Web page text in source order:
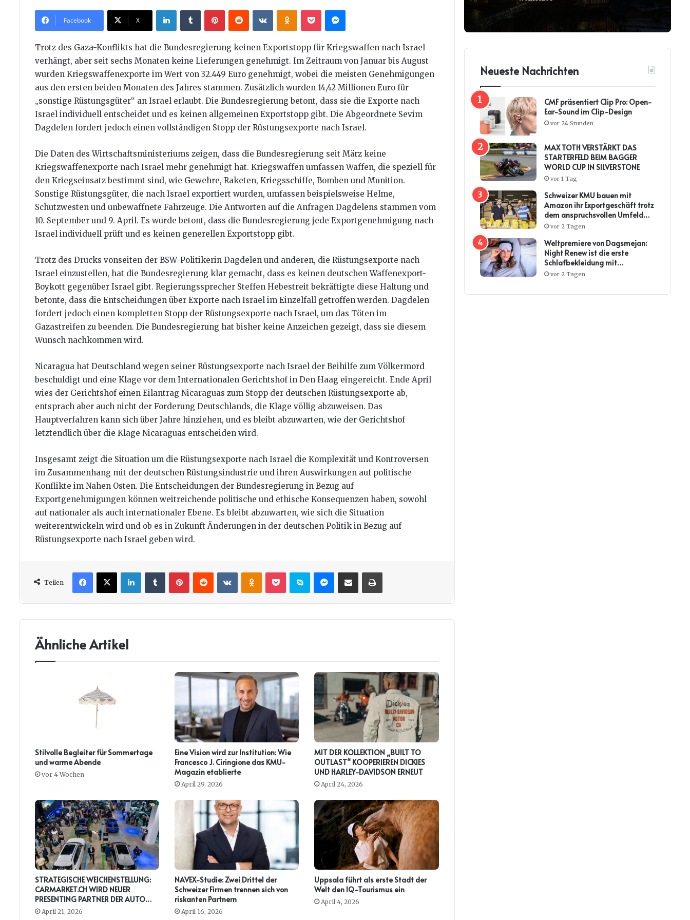
Facebook X
LinkedInTumblrPinterestRedditVKontakteOdnoklassniki
PocketMessenger
Trotz des Gaza-Konflikts hat die Bundesregierung keinen Exportstopp für Kriegswaffen nach Israel
verhängt, aber seit sechs Monaten keine Lieferungen genehmigt. Im Zeitraum von Januar bis August
wurden Kriegswaffenexporte im Wert von 32.449 Euro genehmigt, wobei die meisten Genehmigungen
aus den ersten beiden Monaten des Jahres stammen. Zusätzlich wurden 14,42 Millionen Euro für
„sonstige Rüstungsgüter“ an Israel erlaubt. Die Bundesregierung betont, dass sie die Exporte nach
Israel individuell entscheidet und es keinen allgemeinen Exportstopp gibt. Die Abgeordnete Sevim
Dagdelen fordert jedoch einen vollständigen Stopp der Rüstungsexporte nach Israel.
Die Daten des Wirtschaftsministeriums zeigen, dass die Bundesregierung seit März keine
Kriegswaffenexporte nach Israel mehr genehmigt hat. Kriegswaffen umfassen Waffen, die speziell für
den Kriegseinsatz bestimmt sind, wie Gewehre, Raketen, Kriegsschiffe, Bomben und Munition.
Sonstige Rüstungsgüter, die nach Israel exportiert wurden, umfassen beispielsweise Helme,
Schutzwesten und unbewaffnete Fahrzeuge. Die Antworten auf die Anfragen Dagdelens stammen vom
10. September und 9. April. Es wurde betont, dass die Bundesregierung jede Exportgenehmigung nach
Israel individuell prüft und es keinen generellen Exportstopp gibt.
Trotz des Drucks vonseiten der BSW-Politikerin Dagdelen und anderen, die Rüstungsexporte nach
Israel einzustellen, hat die Bundesregierung klar gemacht, dass es keinen deutschen Waffenexport-
Boykott gegenüber Israel gibt. Regierungssprecher Steffen Hebestreit bekräftigte diese Haltung und
betonte, dass die Entscheidungen über Exporte nach Israel im Einzelfall getroffen werden. Dagdelen
fordert jedoch einen kompletten Stopp der Rüstungsexporte nach Israel, um das Töten im
Gazastreifen zu beenden. Die Bundesregierung hat bisher keine Anzeichen gezeigt, dass sie diesem
Wunsch nachkommen wird.
Nicaragua hat Deutschland wegen seiner Rüstungsexporte nach Israel der Beihilfe zum Völkermord
beschuldigt und eine Klage vor dem Internationalen Gerichtshof in Den Haag eingereicht. Ende April
wies der Gerichtshof einen Eilantrag Nicaraguas zum Stopp der deutschen Rüstungsexporte ab,
entsprach aber auch nicht der Forderung Deutschlands, die Klage völlig abzuweisen. Das
Hauptverfahren kann sich über Jahre hinziehen, und es bleibt abzuwarten, wie der Gerichtshof
letztendlich über die Klage Nicaraguas entscheiden wird.
Insgesamt zeigt die Situation um die Rüstungsexporte nach Israel die Komplexität und Kontroversen
im Zusammenhang mit der deutschen Rüstungsindustrie und ihren Auswirkungen auf politische
Konflikte im Nahen Osten. Die Entscheidungen der Bundesregierung in Bezug auf
Exportgenehmigungen können weitreichende politische und ethische Konsequenzen haben, sowohl
auf nationaler als auch internationaler Ebene. Es bleibt abzuwarten, wie sich die Situation
weiterentwickeln wird und ob es in Zukunft Änderungen in der deutschen Politik in Bezug auf
Rüstungsexporte nach Israel geben wird.
Teilen
Facebook
X LinkedInTumblrPinterestRedditVKontakteOdnoklassniki
PocketSkype Messenger
Teile per E-Mail Drucken
Ähnliche Artikel
Stilvolle Begleiter für Sommertage
und warme Abende
vor 4 Wochen
Eine Vision wird zur Institution: Wie
Francesco J. Ciringione das KMU-
Magazin etablierte
April 29, 2026
MIT DER KOLLEKTION „BUILT TO
OUTLAST“ KOOPERIEREN DICKIES
UND HARLEY-DAVIDSON ERNEUT
April 24, 2026
STRATEGISCHE WEICHENSTELLUNG:
CARMARKET.CH WIRD NEUER
PRESENTING PARTNER DER AUTO
ZÜRICH
April 21, 2026
NAVEX-Studie: Zwei Drittel der
Schweizer Firmen trennen sich von
riskanten Partnern
April 16, 2026
Uppsala führt als erste Stadt der
Welt den IQ-Tourismus ein
April 4, 2026
Neueste Nachrichten
CMF präsentiert Clip Pro: Open-
Ear-Sound im Clip-Design
vor 24 Stunden
MAX TOTH VERSTÄRKT DAS
STARTERFELD BEIM BAGGER
WORLD CUP IN SILVERSTONE
vor 1 Tag
Schweizer KMU bauen mit
Amazon ihr Exportgeschäft trotz
dem anspruchsvollen Umfeld
weiter aus
vor 2 Tagen
Weltpremiere von Dagsmejan:
Night Renew ist die erste
Schlafbekleidung mit
Kollagenwirkung
vor 2 Tagen